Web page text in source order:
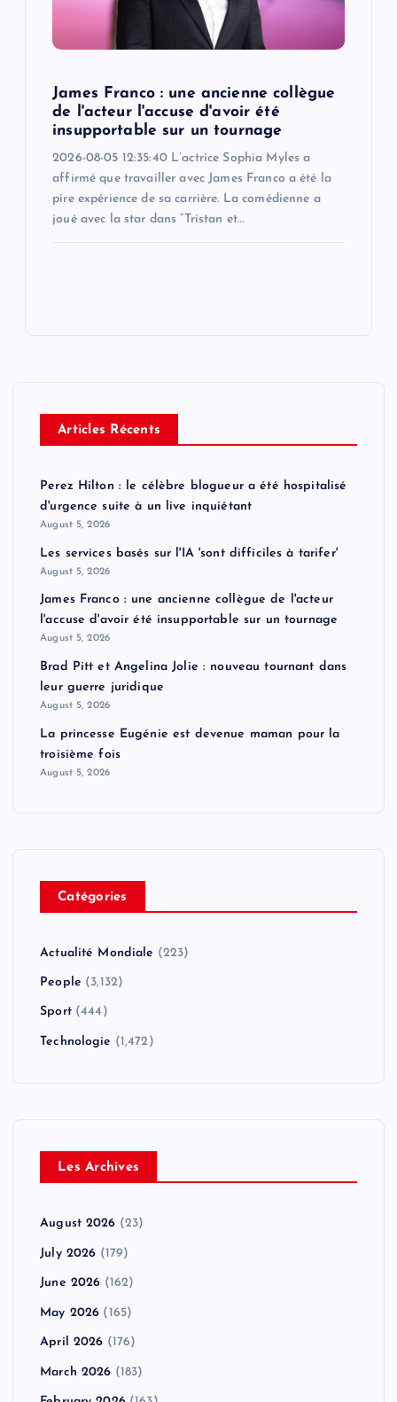
James Franco : une ancienne collègue
de l'acteur l'accuse d'avoir été
insupportable sur un tournage
2026-08-05 12:35:40 L’actrice Sophia Myles a
affirmé que travailler avec James Franco a été la
pire expérience de sa carrière. La comédienne a
joué avec la star dans “Tristan et…
Articles Récents
Perez Hilton : le célèbre blogueur a été hospitalisé
d'urgence suite à un live inquiétant
August 5, 2026
Les services basés sur l'IA 'sont difficiles à tarifer'
August 5, 2026
James Franco : une ancienne collègue de l'acteur
l'accuse d'avoir été insupportable sur un tournage
August 5, 2026
Brad Pitt et Angelina Jolie : nouveau tournant dans
leur guerre juridique
August 5, 2026
La princesse Eugénie est devenue maman pour la
troisième fois
August 5, 2026
Catégories
Actualité Mondiale (223)
People (3,132)
Sport(444)
Technologie (1,472)
Les Archives
August 2026 (23)
July 2026 (179)
June 2026 (162)
May 2026 (165)
April 2026 (176)
March 2026 (183)